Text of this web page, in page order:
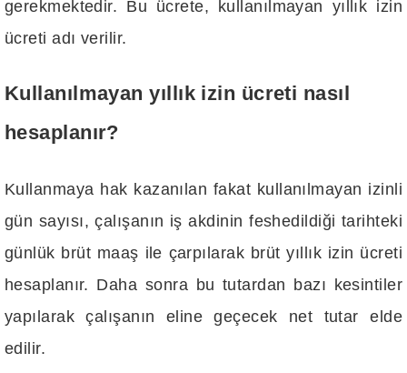
gerekmektedir. Bu ücrete, kullanılmayan yıllık izin
ücreti adı verilir.
Kullanılmayan yıllık izin ücreti nasıl
hesaplanır?
Kullanmaya hak kazanılan fakat kullanılmayan izinli
gün sayısı, çalışanın iş akdinin feshedildiği tarihteki
günlük brüt maaş ile çarpılarak brüt yıllık izin ücreti
hesaplanır. Daha sonra bu tutardan bazı kesintiler
yapılarak çalışanın eline geçecek net tutar elde
edilir.